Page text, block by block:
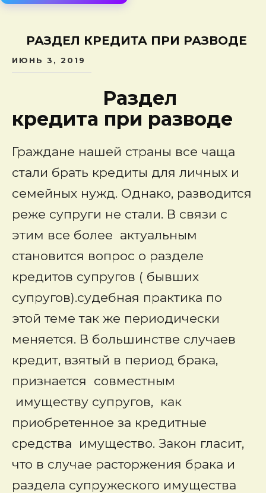
РАЗДЕЛ КРЕДИТА ПРИ РАЗВОДЕ
ИЮНЬ 3, 2019
Раздел
кредита при разводе
Граждане нашей страны все чаща
стали брать кредиты для личных и
семейных нужд. Однако, разводится
реже супруги не стали. В связи с
этим все более актуальным
становится вопрос о разделе
кредитов супругов ( бывших
супругов).судебная практика по
этой теме так же периодически
меняется. В большинстве случаев
кредит, взятый в период брака,
признается совместным
имуществу супругов, как
приобретенное за кредитные
средства имущество. Закон гласит,
что в случае расторжения брака и
раздела супружеского имущества